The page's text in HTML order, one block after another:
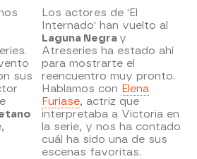
sus
Los actores de 'El
Internado' han vuelto al
Laguna Negra y
Atreseries ha estado ahí
para mostrarte el
reencuentro muy pronto.
Hablamos con Elena
Furiase, actriz que
interpretaba a Victoria en
la serie, y nos ha contado
cuál ha sido una de sus
escenas favoritas.